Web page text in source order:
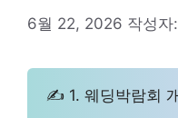
6월 22, 2026 작성자:
✍ 1. 웨딩박람회